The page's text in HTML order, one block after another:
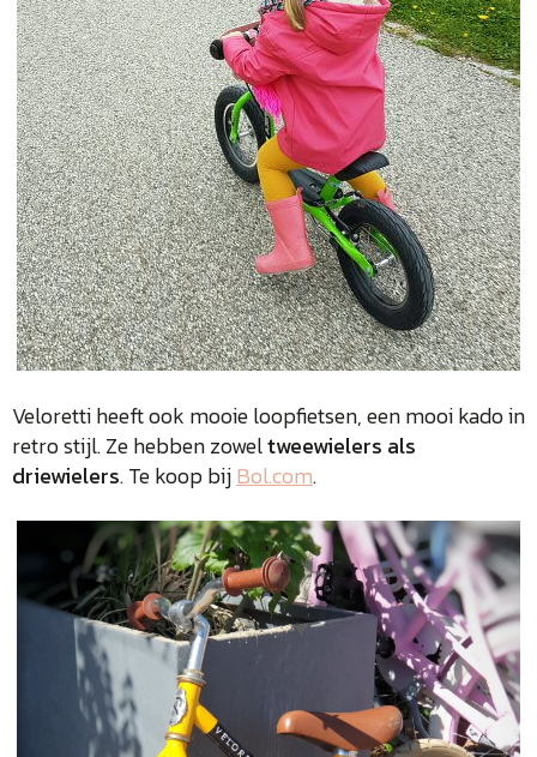
Veloretti heeft ook mooie loopfietsen, een mooi kado in
retro stijl. Ze hebben zoweltweewielers als
driewielers. Te koop bijBol.com.